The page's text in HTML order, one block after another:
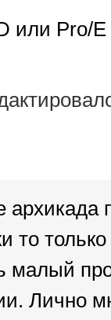
или Pro/
то
малый
Лично